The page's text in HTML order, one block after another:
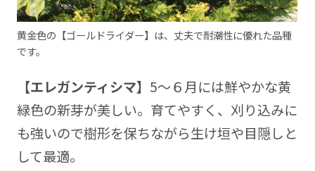
黄金色の【ゴールドライダー】は、丈夫で耐潮性に優れた品種
です。
【エレガンティシマ】 5～６月には鮮やかな黄
緑色の新芽が美しい。育てやすく、刈り込みに
も強いので樹形を保ちながら生け垣や目隠しと
して最適。